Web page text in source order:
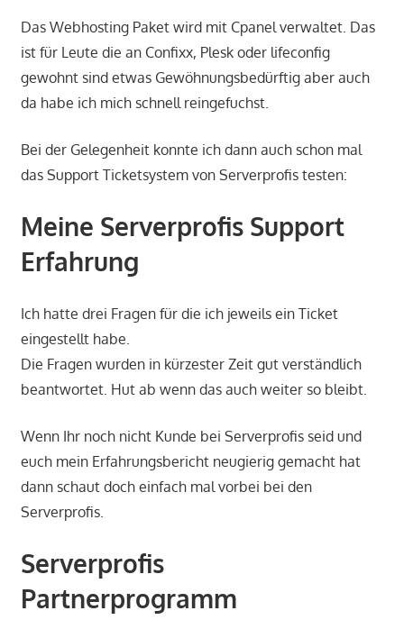
Das Webhosting Paket wird mit Cpanel verwaltet. Das
ist für Leute die an Confixx, Plesk oder lifeconfig
gewohnt sind etwas Gewöhnungsbedürftig aber auch
da habe ich mich schnell reingefuchst.
Bei der Gelegenheit konnte ich dann auch schon mal
das Support Ticketsystem von Serverprofis testen:
Meine Serverprofis Support
Erfahrung
Ich hatte drei Fragen für die ich jeweils ein Ticket
eingestellt habe.
Die Fragen wurden in kürzester Zeit gut verständlich
beantwortet. Hut ab wenn das auch weiter so bleibt.
Wenn Ihr noch nicht Kunde bei Serverprofis seid und
euch mein Erfahrungsbericht neugierig gemacht hat
dann schaut doch einfach mal vorbei bei den
Serverprofis.
Serverprofis
Partnerprogramm